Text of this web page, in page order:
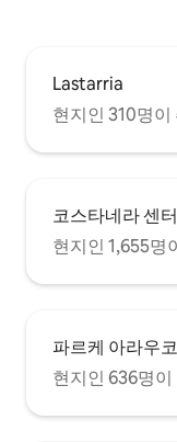
Lastarria
현지인 310명이
코스타네라 센터
현지인 1,655명
파르케 아라우코
현지인 636명